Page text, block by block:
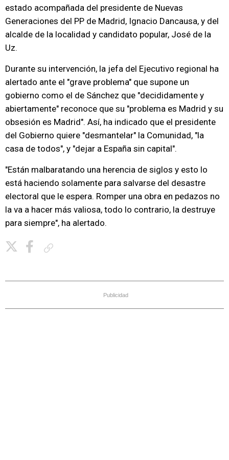
estado acompañada del presidente de Nuevas
Generaciones del PP de Madrid, Ignacio Dancausa, y del
alcalde de la localidad y candidato popular, José de la
Uz.
Durante su intervención, la jefa del Ejecutivo regional ha
alertado ante el "grave problema" que supone un
gobierno como el de Sánchez que "decididamente y
abiertamente" reconoce que su "problema es Madrid y su
obsesión es Madrid". Así, ha indicado que el presidente
del Gobierno quiere "desmantelar" la Comunidad, "la
casa de todos", y "dejar a España sin capital".
"Están malbaratando una herencia de siglos y esto lo
está haciendo solamente para salvarse del desastre
electoral que le espera. Romper una obra en pedazos no
la va a hacer más valiosa, todo lo contrario, la destruye
para siempre", ha alertado.
Publicidad